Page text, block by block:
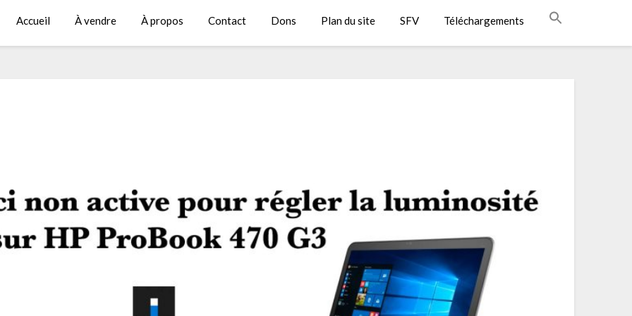
Accueil À vendre À propos Contact Dons Plan du site SFV Téléchargements